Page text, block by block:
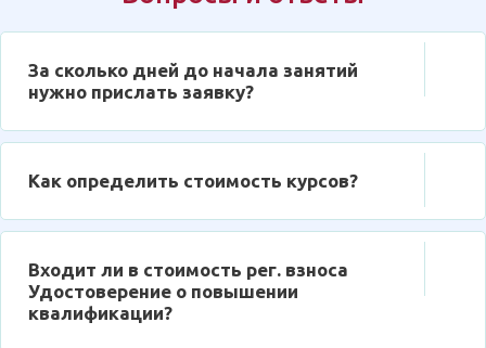
За сколько дней до начала занятий
нужно прислать заявку?
Как определить стоимость курсов?
Входит ли в стоимость рег. взноса
Удостоверение о повышении
квалификации?